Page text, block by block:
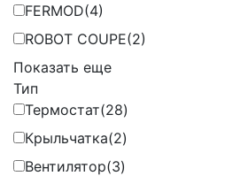
FERMOD(4)
ROBOT COUPE(2)
Показать еще
Тип
Термостат(28)
Крыльчатка(2)
Вентилятор(3)